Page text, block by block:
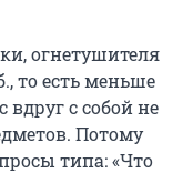
огнетушителя
то есть меньше
вдруг с собой не
Потому
типа: «Что